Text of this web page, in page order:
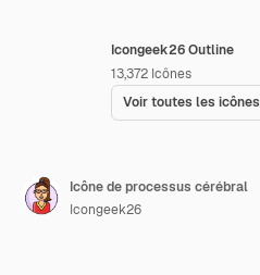
Icongeek26 Outline
13,372 Icônes
Voir toutes les icônes
Icône de processus cérébral
Icongeek26